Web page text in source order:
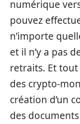
numérique
pouvez
n’importe
et il n’y a pas
retraits. Et tout
des crypto-
création d’un
des